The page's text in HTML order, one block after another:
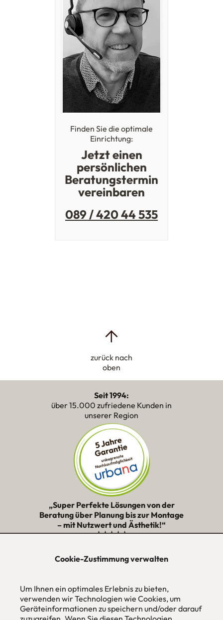
Cookie-Zustimmung verwalten
Um Ihnen ein optimales Erlebnis zu bieten,
verwenden wir Technologien wie Cookies, um
Geräteinformationen zu speichern und/oder darauf
Finden Sie die optimale
Einrichtung:
Jetzt einen
persönlichen
Beratungstermin
vereinbaren
089 / 420 44 535
zurück nach
oben
Seit 1994:
über 15.000 zufriedene Kunden in
unserer Region
„Super Perfekte Lösungen von der
Beratung über Planung bis zur Montage
– mit Nutzwert und Ästhetik!“
★★★★★
ohne Mehrpreis nach Maß
Hans Pinsel-Str. 1
im DreierHaus